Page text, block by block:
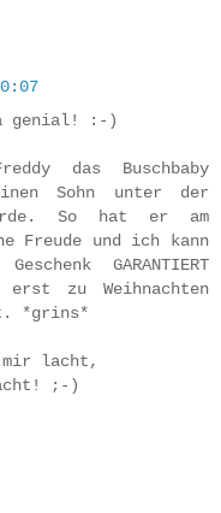
genial! :-)
das Buschbaby
Sohn unter der
So hat er am
Freude und ich kann
GARANTIERT
zu Weihnachten
*grins*
mir lacht,
;-)